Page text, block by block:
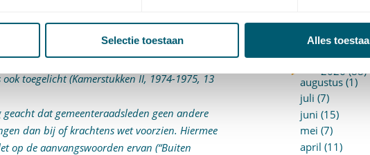
Selectie toestaan Alles
bedoeld in art. 95 leden 1 en 2
op het stelsel van art. 95 leden 1 en 2 en
geregelde maxima. Zonder dat verbod
Aldus is het verbod van art. 99
toegelicht (Kamerstukken II, 1974-1975, 13
dat gemeenteraadsleden geen andere
dan bij of krachtens wet voorzien. Hiermee
op de aanvangswoorden ervan (“Buiten
►
2026 (88)
augustus (1)
juli (7)
juni (15)
mei (7)
april (11)